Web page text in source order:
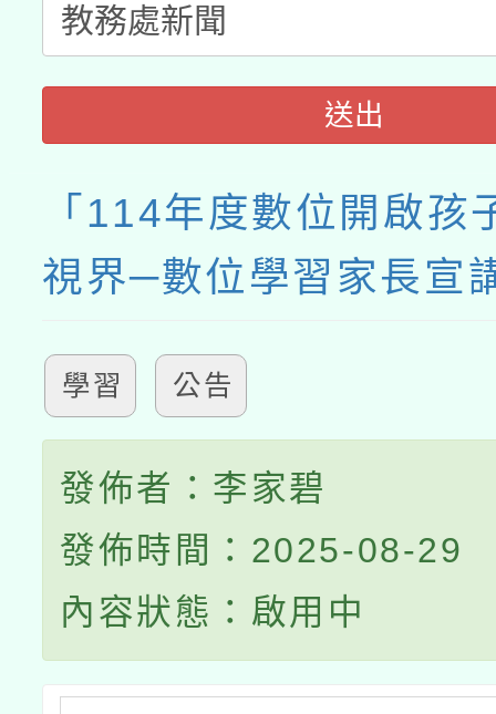
送出
「114年度數位開啟孩
視界─數位學習家長宣
學習 公告
發佈者：李家碧
發佈時間：2025-08-29
內容狀態：啟用中